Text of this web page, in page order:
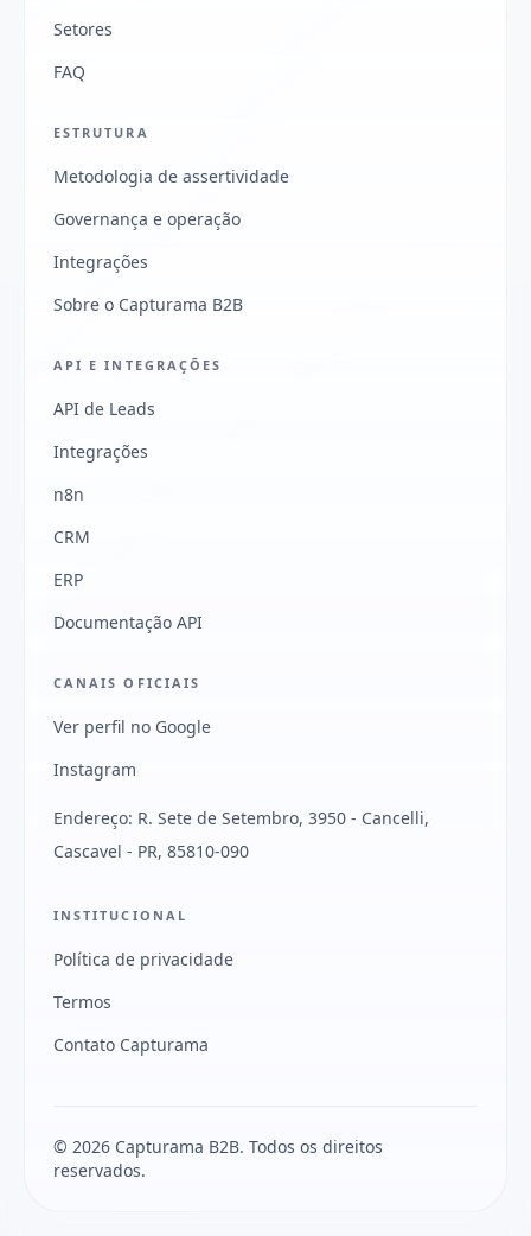
Setores
FAQ
ESTRUTURA
Metodologia de assertividade
Governança e operação
Integrações
Sobre o Capturama B2B
API E INTEGRAÇÕES
API de Leads
Integrações
n8n
CRM
ERP
Documentação API
CANAIS OFICIAIS
Ver perfil no Google
Instagram
Endereço: R. Sete de Setembro, 3950 - Cancelli,
Cascavel - PR, 85810-090
INSTITUCIONAL
Política de privacidade
Termos
Contato Capturama
© 2026 Capturama B2B. Todos os direitos
reservados.